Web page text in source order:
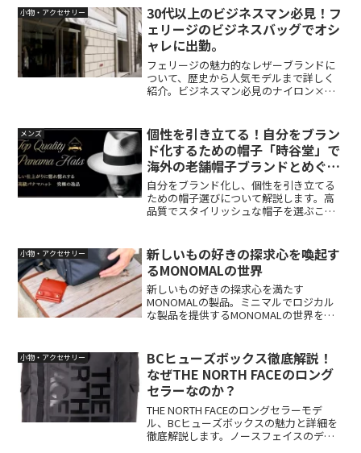
説！ポップでグラフィカルなデザイン、
高品質な素材、アートとファッションの
融合など、幅広い世代に愛される秘密に
迫ります。代表作品やスタイリング術も
ご紹介し、個性的なファッションを楽し
むためのヒントをお届けします。是非ク
リックして詳細をチェックしてみてくだ
さい！
小物・アクセサリー
30代以上のビジネスマン必見！フ
ェリージのビジネスバッグでオシ
ャレに出勤。
フェリージの魅力的なレザーブランドに
ついて、歴史から人気モデルまで詳しく
紹介。ビジネスマン必見のナイロン×レ
メンズ
個性を引き立てる！自分をブラン
ド化するための帽子「時谷堂」で
海外の老舗帽子ブランドとめぐり
逢う
自分をブランド化し、個性を引き立てる
ための帽子選びについて解説します。高
品質でスタイリッシュな帽子を選ぶこと
とのコラボレーションにより、高級な紳
士帽を取り揃えたオンライン・デパート
メントストアです。豊富な帽子の種類と
洗練されたデザイン、リーズナブルな価
格が魅力で、ジェントルマンの装いを引
き立てます。
小物・アクセサリー
新しいもの好きの探求心を喚起す
るMONOMALの世界
新しいもの好きの探求心を満たす
MONOMALの製品。ミニマルでロジカル
な製品を提供するMONOMALの世界を探
マル)は、ものつくり系YouTuberであるえ
ふてぃーとの協業によって誕生したブラ
ンドです。シンプルでありながら、少し
変わった機能性のある完全オリジナルの
商品展開を行っています。この記事で
は、MONOMALの魅力や機能性、商品開
発のプロセス、人気と評判、購入方法や
価格帯などについて詳しく解説していま
小物・アクセサリー
BCヒューズボックス徹底解説！
なぜTHE NORTH FACEのロング
セラーなのか？
THE NORTH FACEのロングセラーモデ
ル、BCヒューズボックスの魅力と詳細を
徹底解説します。ノースフェイスのデイ